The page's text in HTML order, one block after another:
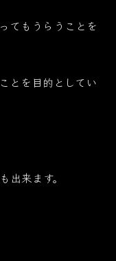
てもうらうことを
とを目的としてい
来ます。